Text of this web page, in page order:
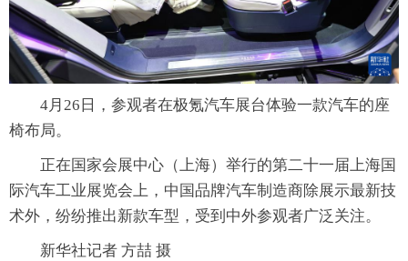
4月26日，参观者在极氪汽车展台体验一款汽车的座
椅布局。
正在国家会展中心（上海）举行的第二十一届上海国
际汽车工业展览会上，中国品牌汽车制造商除展示最新技
术外，纷纷推出新款车型，受到中外参观者广泛关注。
新华社记者 方喆 摄